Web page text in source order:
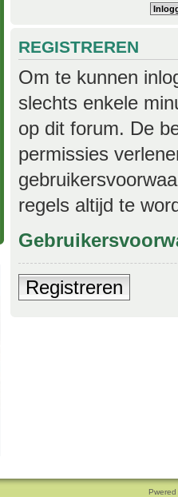
REGISTREREN
Om te kunnen
slechts enkele
op dit forum. De
permissies
regels altijd te
Registreren